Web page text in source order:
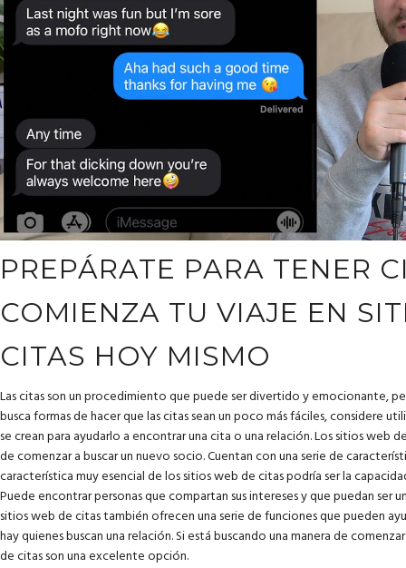
PREPÁRATE PARA TENER
COMIENZA TU VIAJE EN
CITAS HOY MISMO
Las citas son un procedimiento que puede ser divertido y emocionante,
busca formas de hacer que las citas sean un poco más fáciles, considere
se crean para ayudarlo a encontrar una cita o una relación. Los sitios web
de comenzar a buscar un nuevo socio. Cuentan con una serie de
característica muy esencial de los sitios web de citas podría ser la
Puede encontrar personas que compartan sus intereses y que puedan ser
sitios web de citas también ofrecen una serie de funciones que pueden
hay quienes buscan una relación. Si está buscando una manera de
de citas son una excelente opción.